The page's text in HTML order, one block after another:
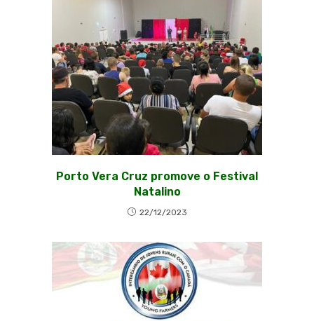
Porto Vera Cruz promove o Festival
Natalino
22/12/2023